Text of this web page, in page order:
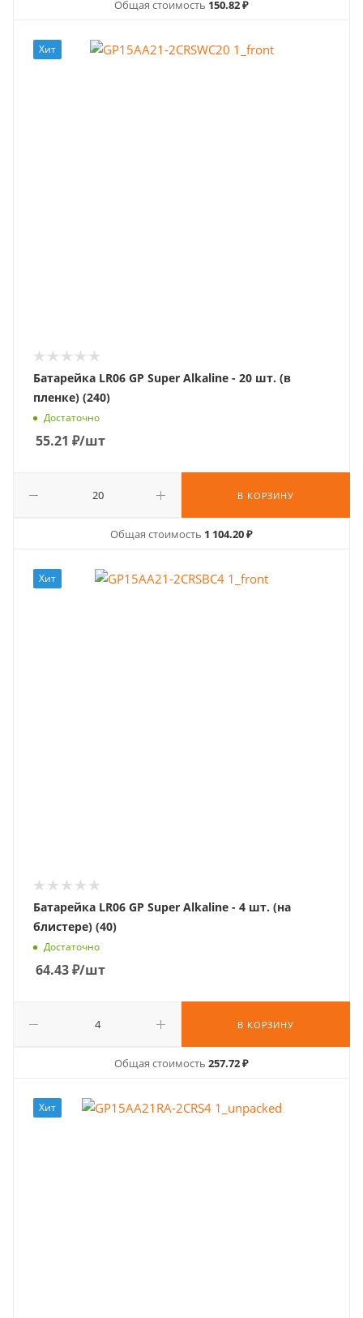
Общая стоимость 150.82 ₽
Хит
Батарейка LR06 GP Super Alkaline - 20 шт. (в
пленке) (240)
Достаточно
55.21 ₽/шт
В КОРЗИНУ
Общая стоимость 1 104.20 ₽
Хит
Батарейка LR06 GP Super Alkaline - 4 шт. (на
блистере) (40)
Достаточно
64.43₽/шт
В КОРЗИНУ
Общая стоимость 257.72 ₽
Хит